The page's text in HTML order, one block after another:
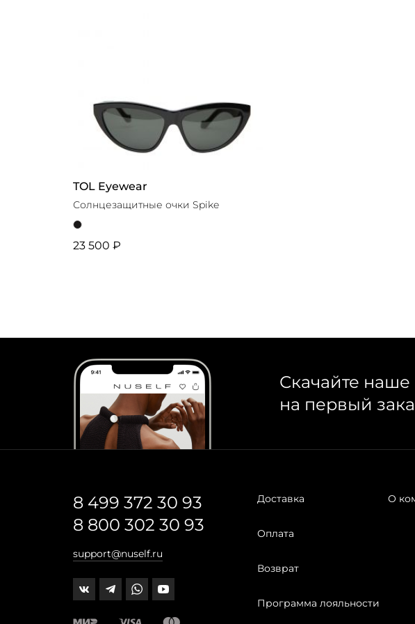
TOL Eyewear
Солнцезащитные очки Spike
23 500 ₽
Скачайте
на первый
8 499 372 30 93
8 800 302 30 93
support@nuself.ru
Доставка
Оплата
Возврат
Программа лояльности
О